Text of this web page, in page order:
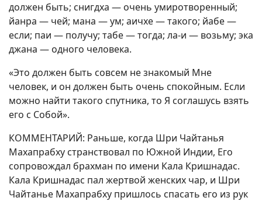
должен быть; снигдха — очень умиротворенный;
йанра — чей; мана — ум; аичхе — такого; йабе —
если; паи — получу; табе — тогда; ла-и — возьму; эка
джана — одного человека.
«Это должен быть совсем не знакомый Мне
человек, и он должен быть очень спокойным. Если
можно найти такого спутника, то Я соглашусь взять
его с Собой».
КОММЕНТАРИЙ: Раньше, когда Шри Чайтанья
Махапрабху странствовал по Южной Индии, Его
сопровождал брахман по имени Кала Кришнадас.
Кала Кришнадас пал жертвой женских чар, и Шри
Чайтанье Махапрабху пришлось спасать его из рук